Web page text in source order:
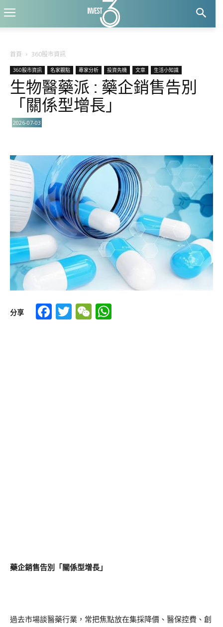
首頁 360股市資訊
360股市資訊 名家觀點 專家分析 投資先機 文章 生活小知識
生物醫藥派 : 藥企銷售告別
「關係型增長」
2026-07-03
分享 Facebook
TwitterWeChat
藥企銷售告別「關係型增長」
過去市場談醫藥行業，常把焦點放在集採降價、醫保控費、創